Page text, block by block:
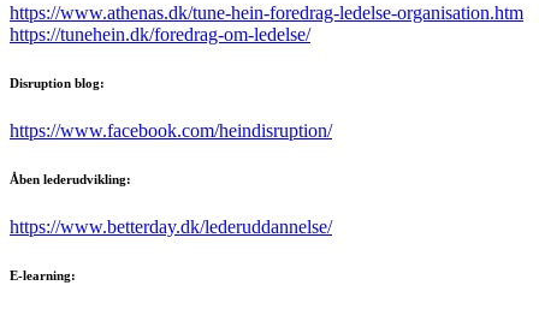
https://www.athenas.dk/tune-hein-foredrag-ledelse-organisation.htm
https://tunehein.dk/foredrag-om-ledelse/
Disruption blog:
https://www.facebook.com/heindisruption/
Åben lederudvikling:
https://www.betterday.dk/lederuddannelse/
E-learning: